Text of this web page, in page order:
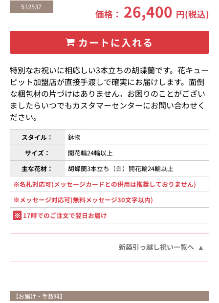
512537
価格： 26,400 円(税込)
カートに入れる
特別なお祝いに相応しい3本立ちの胡蝶蘭です。花キュー
ピット加盟店が直接手渡しで確実にお届けします。面倒
な梱包材の片づけはありません。お困りのことがござい
ましたらいつでもカスタマーセンターにお問い合わせく
ださい。
スタイル：
鉢物
サイズ：
開花輪24輪以上
主な花材：
胡蝶蘭3本立ち（白）開花輪24輪以上
※名札対応可(メッセージカードとの併用は推奨しておりません)
※メッセージ対応可(無料メッセージ30文字以内)
※ 17時でのご注文で翌日お届け
新築引っ越し祝い一覧へ
【お届け・手数料】